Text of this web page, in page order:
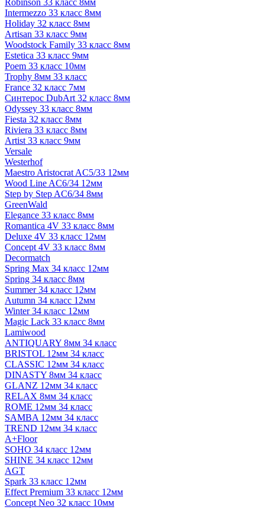
Robinson 33 класс 8мм
Intermezzo 33 класс 8мм
Holiday 32 класс 8мм
Artisan 33 класс 9мм
Woodstock Family 33 класс 8мм
Estetica 33 класс 9мм
Poem 33 класс 10мм
Trophy 8мм 33 класс
France 32 класс 7мм
Синтерос DubArt 32 класс 8мм
Odyssey 33 класс 8мм
Fiesta 32 класс 8мм
Riviera 33 класс 8мм
Artist 33 класс 9мм
Versale
Westerhof
Maestro Aristocrat AC5/33 12мм
Wood Line AC6/34 12мм
Step by Step AC6/34 8мм
GreenWald
Elegance 33 класс 8мм
Romantica 4V 33 класс 8мм
Deluxe 4V 33 класс 12мм
Concept 4V 33 класс 8мм
Decormatch
Spring Max 34 класс 12мм
Spring 34 класс 8мм
Summer 34 класс 12мм
Autumn 34 класс 12мм
Winter 34 класс 12мм
Magic Lack 33 класс 8мм
Lamiwood
ANTIQUARY 8мм 34 класс
BRISTOL 12мм 34 класс
CLASSIC 12мм 34 класс
DINASTY 8мм 34 класс
GLANZ 12мм 34 класс
RELAX 8мм 34 класс
ROME 12мм 34 класс
SAMBA 12мм 34 класс
TREND 12мм 34 класс
A+Floor
SOHO 34 класс 12мм
SHINE 34 класс 12мм
AGT
Spark 33 класс 12мм
Effect Premium 33 класс 12мм
Concept Neo 32 класс 10мм